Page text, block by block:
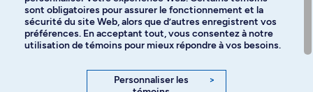
Facebook Instagram
YouTube
sont obligatoires pour assurer le fonctionnement et la
sécurité du site Web, alors que d’autres enregistrent vos
préférences. En acceptant tout, vous consentez à notre
utilisation de témoins pour mieux répondre à vos besoins.
Personnaliser les
>